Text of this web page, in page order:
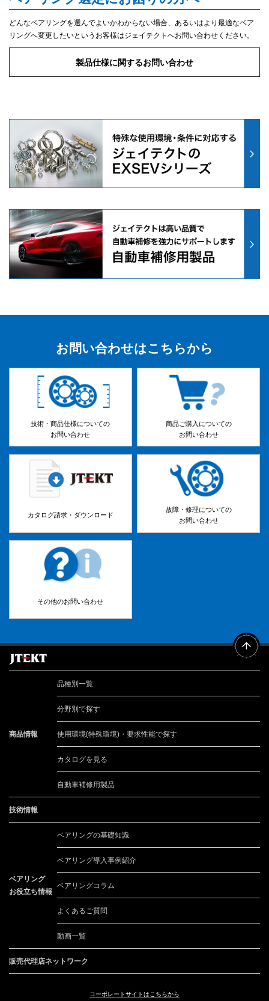
どんなベアリングを選んでよいかわからない場合、あるいはより最適なベア
リングへ変更したいというお客様はジェイテクトへお問い合わせください。
製品仕様に関するお問い合わせ
お問い合わせはこちらから
技術・商品仕様についての
お問い合わせ
商品ご購入についての
お問い合わせ
カタログ請求・ダウンロード
故障・修理についての
お問い合わせ
その他のお問い合わせ
商品情報
品種別一覧
分野別で探す
使用環境(特殊環境)・要求性能で探す
カタログを見る
自動車補修用製品
技術情報
ベアリング
お役立ち情報
ベアリングの基礎知識
ベアリング導入事例紹介
ベアリングコラム
よくあるご質問
動画一覧
販売代理店ネットワーク
コーポレートサイトはこちらから